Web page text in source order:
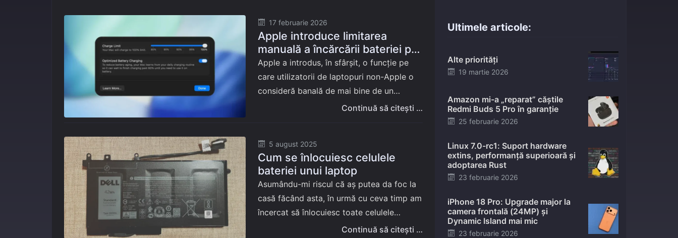
Posted
on
17 februarie 2026
Apple introduce limitarea
manuală a încărcării bateriei pe
Mac
Apple a introdus, în sfârșit, o funcție pe
care utilizatorii de laptopuri non-Apple o
consideră banală de mai bine de un
deceniu: limitarea manuală a plafonului de
Continuă să citești …
Posted
on
5 august 2025
Cum se înlocuiesc celulele
bateriei unui laptop
Asumându-mi riscul că aș putea da foc la
casă făcând asta, în urmă cu ceva timp am
încercat să înlocuiesc toate celulele
bateriei laptopului Dell Latitude 5480, din
Continuă să citești …
Ultimele articole:
Alte priorități
Posted
19 martie 2026
Amazon mi-a „reparat” căștile
Redmi Buds 5 Pro în garanție
Posted
25 februarie 2026
Linux 7.0-rc1: Suport hardware
extins, performanță superioară și
adoptarea Rust
Posted
23 februarie 2026
iPhone 18 Pro: Upgrade major la
camera frontală (24MP) și
Dynamic Island mai mic
Posted
23 februarie 2026